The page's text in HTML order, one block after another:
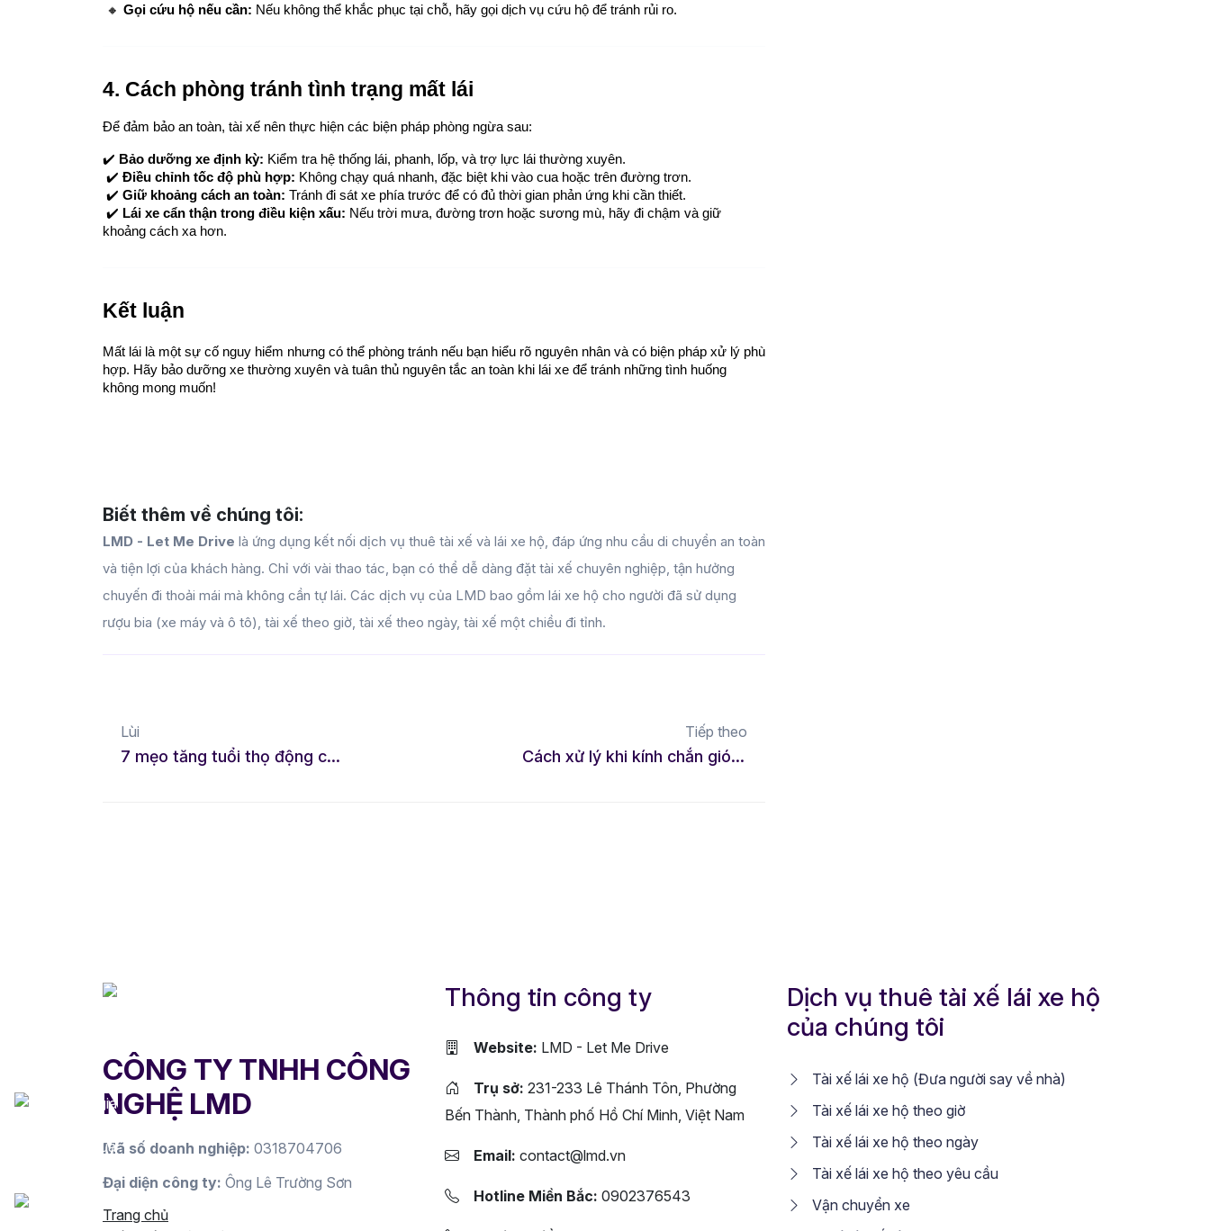
🔸 Gọi cứu hộ nếu cần: Nếu không thể khắc phục tại chỗ, hãy gọi dịch vụ cứu hộ để tránh rủi ro.
4. Cách phòng tránh tình trạng mất lái
Để đảm bảo an toàn, tài xế nên thực hiện các biện pháp phòng ngừa sau:
✔️ Bảo dưỡng xe định kỳ: Kiểm tra hệ thống lái, phanh, lốp, và trợ lực lái thường xuyên.
✔️ Điều chỉnh tốc độ phù hợp: Không chạy quá nhanh, đặc biệt khi vào cua hoặc trên đường trơn.
✔️ Giữ khoảng cách an toàn: Tránh đi sát xe phía trước để có đủ thời gian phản ứng khi cần thiết.
✔️ Lái xe cẩn thận trong điều kiện xấu: Nếu trời mưa, đường trơn hoặc sương mù, hãy đi chậm và giữ
khoảng cách xa hơn.
Kết luận
Mất lái là một sự cố nguy hiểm nhưng có thể phòng tránh nếu bạn hiểu rõ nguyên nhân và có biện pháp xử lý phù
hợp. Hãy bảo dưỡng xe thường xuyên và tuân thủ nguyên tắc an toàn khi lái xe để tránh những tình huống
không mong muốn!
Biết thêm về chúng tôi:
LMD - Let Me Drive là ứng dụng kết nối dịch vụ thuê tài xế và lái xe hộ, đáp ứng nhu cầu di chuyển an toàn
và tiện lợi của khách hàng. Chỉ với vài thao tác, bạn có thể dễ dàng đặt tài xế chuyên nghiệp, tận hưởng
chuyến đi thoải mái mà không cần tự lái. Các dịch vụ của LMD bao gồm lái xe hộ cho người đã sử dụng
rượu bia (xe máy và ô tô), tài xế theo giờ, tài xế theo ngày, tài xế một chiều đi tỉnh.
Lùi
7 mẹo tăng tuổi thọ động cơ xe hơi hiệu quả nhất
Tiếp theo
Cách xử lý khi kính chắn gió bị nứt nhanh chóng và hiệu quả
CÔNG TY TNHH CÔNG
NGHỆ LMD
Mã số doanh nghiệp: 0318704706
Đại diện công ty: Ông Lê Trường Sơn
Trang chủ
Thông tin công ty
Website: LMD - Let Me Drive
Trụ sở: 231-233 Lê Thánh Tôn, Phường
Bến Thành, Thành phố Hồ Chí Minh, Việt Nam
Email: contact@lmd.vn
Hotline Miền Bắc: 0902376543
Dịch vụ thuê tài xế lái xe hộ
của chúng tôi
Tài xế lái xe hộ (Đưa người say về nhà)
Tài xế lái xe hộ theo giờ
Tài xế lái xe hộ theo ngày
Tài xế lái xe hộ theo yêu cầu
Vận chuyển xe